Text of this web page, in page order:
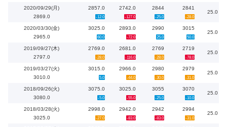
2020/09/29(月)
2869.0
2857.0
-12.0
2742.0
-127.0
2844
-25.0
2841
-28.0
25.0
2020/03/30(金)
2965.0
3025.0
60.0
2893.0
-72.0
2990
25.0
3015
50.0
25.0
2019/09/27(木)
2797.0
2769.0
-28.0
2681.0
-116.0
2769
-28.0
2719
-78.0
25.0
2019/03/27(火)
3010.0
3015.0
5.0
2966.0
-44.0
2980
-30.0
2979
-31.0
25.0
2018/09/26(火)
3080.0
3075.0
-5.0
3025.0
-55.0
3055
-25.0
3070
-10.0
25.0
2018/03/28(火)
3025.0
2998.0
-27.0
2942.0
-83.0
2942
-83.0
2994
-31.0
25.0